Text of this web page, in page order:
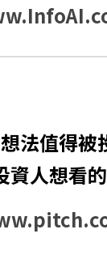
法值得被
資人想看